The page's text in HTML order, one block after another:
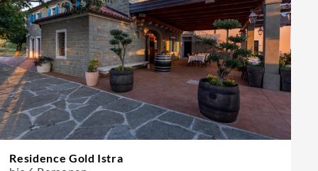
Residence Gold Istra